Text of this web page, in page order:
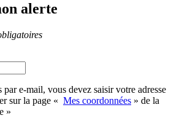
alerte
e-mail, vous devez saisir votre adresse
sur la page « Mes coordonnées » de la
»